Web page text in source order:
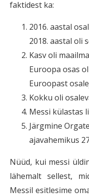
faktidest ka:
2016. aastal
2018. aastal oli
Kasv oli
Euroopa osas
Euroopast
Kokku oli
Messi külastas
Järgmine
ajavahemikus
Nüüd, kui messi
lähemalt sellest,
Messil esitlesime